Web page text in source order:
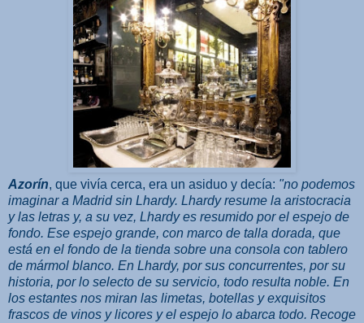
Azorín, que vivía cerca, era un asiduo y decía: "no podemos
imaginar a Madrid sin Lhardy. Lhardy resume la aristocracia
y las letras y, a su vez, Lhardy es resumido por el espejo de
fondo. Ese espejo grande, con marco de talla dorada, que
está en el fondo de la tienda sobre una consola con tablero
de mármol blanco. En Lhardy, por sus concurrentes, por su
historia, por lo selecto de su servicio, todo resulta noble. En
los estantes nos miran las limetas, botellas y exquisitos
frascos de vinos y licores y el espejo lo abarca todo. Recoge